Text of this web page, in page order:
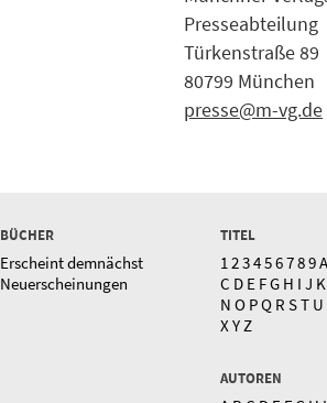
Presseabteilung
Türkenstraße 89
80799 München
presse@m-vg.de
BÜCHER
Erscheint demnächst
Neuerscheinungen
TITEL
1 23456789A
C D E FG H I J K
N O PQ R ST U
X Y Z
AUTOREN